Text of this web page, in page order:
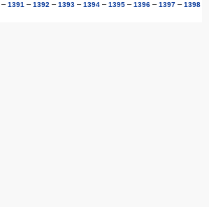
– 1391 – 1392 – 1393 – 1394 – 1395 – 1396 – 1397 – 1398